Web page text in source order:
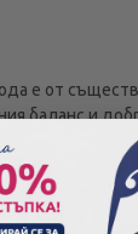
е от
баланс и
ежедневни
топла